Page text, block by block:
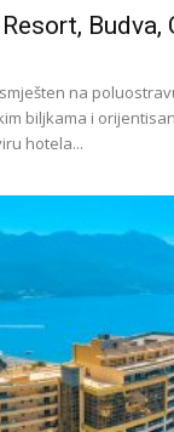
Budva,
na
biljkama i
hotela...